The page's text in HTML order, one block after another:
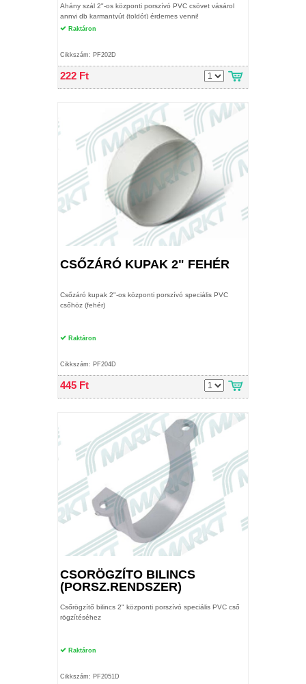
Ahány szál 2"-os központi porszívó PVC csövet vásárol
annyi db karmantyút (toldót) érdemes venni!
Raktáron
Cikkszám: PF202D
222 Ft
CSŐZÁRÓ KUPAK 2" FEHÉR
Csőzáró kupak 2"-os központi porszívó speciális PVC
csőhöz (fehér)
Raktáron
Cikkszám: PF204D
445 Ft
CSORÖGZÍTO BILINCS
(PORSZ.RENDSZER)
Csőrögzítő bilincs 2" központi porszívó speciális PVC cső
rögzítéséhez
Raktáron
Cikkszám: PF2051D